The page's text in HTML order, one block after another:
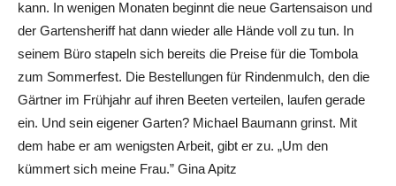
kann. In wenigen Monaten beginnt die neue Gartensaison und
der Gartensheriff hat dann wieder alle Hände voll zu tun. In
seinem Büro stapeln sich bereits die Preise für die Tombola
zum Sommerfest. Die Bestellungen für Rindenmulch, den die
Gärtner im Frühjahr auf ihren Beeten verteilen, laufen gerade
ein. Und sein eigener Garten? Michael Baumann grinst. Mit
dem habe er am wenigsten Arbeit, gibt er zu. „Um den
kümmert sich meine Frau.” Gina Apitz